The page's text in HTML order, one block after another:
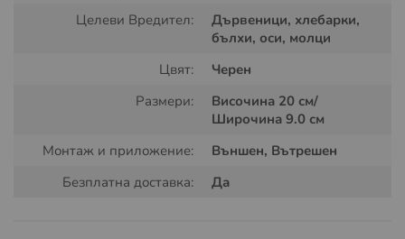
Здрав Материал
: Изработен от здрав, естествен
каучук, гарантиращ дълъг живот и максимална
: Разполага със щипка за колан,
която позволява лесен достъп и удобство при
Допълнителни Удължители
: Включва 6 броя
удължители за върха на уреда, който осигурява
лесно приложение в пукнатини и труднодостъпни
Целеви Вредител:
Дървеници, хлебарки,
бълхи, оси, молци
Цвят:
Черен
Размери:
Височина 20 см/
Широчина 9.0 см
Монтаж и приложение:
Външен, Вътрешен
Безплатна доставка:
Да